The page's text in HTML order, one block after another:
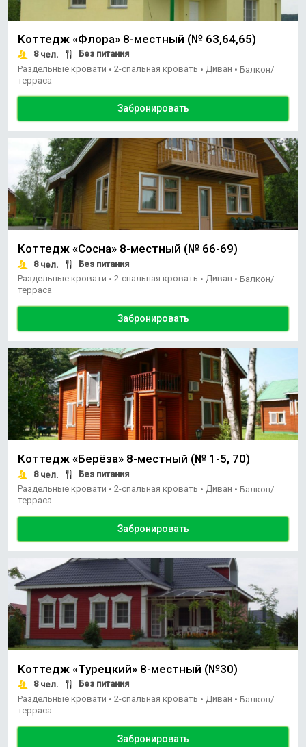
Коттедж «Флора» 8-местный (№ 63,64,65)
8чел.
Без питания
Раздельные кровати • 2-спальная кровать • Диван • Балкон/
терраса
Забронировать
Коттедж «Сосна» 8-местный (№ 66-69)
8чел.
Без питания
Раздельные кровати • 2-спальная кровать • Диван • Балкон/
терраса
Забронировать
Коттедж «Берёза» 8-местный (№ 1-5, 70)
8чел.
Без питания
Раздельные кровати • 2-спальная кровать • Диван • Балкон/
терраса
Забронировать
Коттедж «Турецкий» 8-местный (№30)
8чел.
Без питания
Раздельные кровати • 2-спальная кровать • Диван • Балкон/
терраса
Забронировать